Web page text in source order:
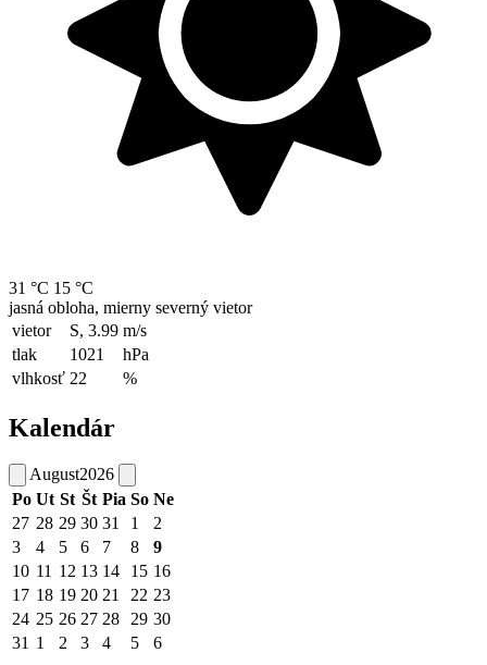
31 °C 15 °C
jasná obloha, mierny severný vietor
vietor
S, 3.99 m/s
tlak
1021
hPa
vlhkosť 22 %
Kalendár
August2026
Po Ut St Št Pia So Ne
27 28 29 30 31 1
2
3
4 5 6 7 8
9
10 11 12 13 14 15 16
17 18 19 20 21 22 23
24 25 26 27 28 29 30
31 1 2 3 4 5 6